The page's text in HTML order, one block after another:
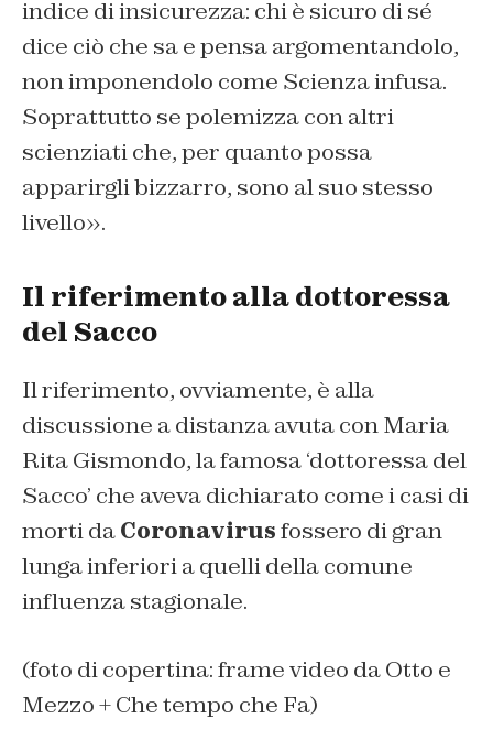
indice di insicurezza: chi è sicuro di sé
dice ciò che sa e pensa argomentandolo,
non imponendolo come Scienza infusa.
Soprattutto se polemizza con altri
scienziati che, per quanto possa
apparirgli bizzarro, sono al suo stesso
livello».
Il riferimento alla dottoressa
del Sacco
Il riferimento, ovviamente, è alla
discussione a distanza avuta con Maria
Rita Gismondo, la famosa ‘dottoressa del
Sacco’ che aveva dichiarato come i casi di
morti daCoronavirusfossero di gran
lunga inferiori a quelli della comune
influenza stagionale.
(foto di copertina: frame video da Otto e
Mezzo + Che tempo che Fa)